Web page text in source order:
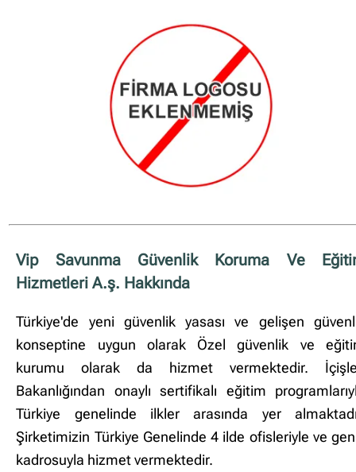
Vip Savunma Güvenlik Koruma Ve
Hizmetleri A.ş. Hakkında
Türkiye'de yeni güvenlik yasası ve gelişen
konseptine uygun olarak Özel güvenlik ve
kurumu olarak da hizmet vermektedir.
Bakanlığından onaylı sertifikalı eğitim
Türkiye genelinde ilkler arasında yer
Şirketimizin Türkiye Genelinde 4 ilde ofisleriyle ve
kadrosuyla hizmet vermektedir.
Site içi arama
🔍
İçerik grupları
İstanbul Firmaları
(388)
İzmir Firmaları
(178)